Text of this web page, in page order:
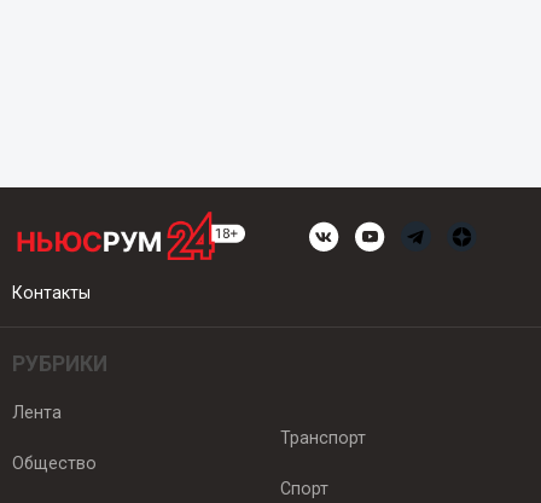
Контакты
РУБРИКИ
Лента
Общество
Транспорт
Спорт